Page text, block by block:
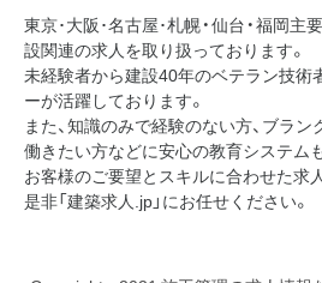
東京･大阪･名古屋･札幌・仙台・福岡主
設関連の求人を取り扱っております。
未経験者から建設40年のベテラン技術
ーが活躍しております。
また、知識のみで経験のない方、ブラ
働きたい方などに安心の教育システム
お客様のご要望とスキルに合わせた求
是非「建築求人.jp」にお任せください。